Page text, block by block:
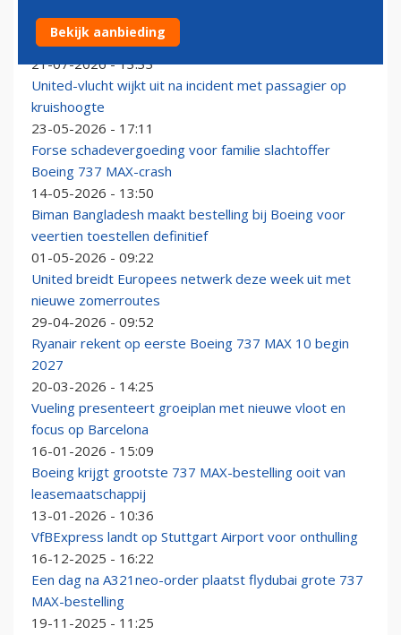
Uganda Airlines nieuwe klant van Boeing: maatschappij
bestelt acht toestellen
21-07-2026 - 13:33
United-vlucht wijkt uit na incident met passagier op
kruishoogte
23-05-2026 - 17:11
Forse schadevergoeding voor familie slachtoffer
Boeing 737 MAX-crash
14-05-2026 - 13:50
Biman Bangladesh maakt bestelling bij Boeing voor
veertien toestellen definitief
01-05-2026 - 09:22
United breidt Europees netwerk deze week uit met
nieuwe zomerroutes
29-04-2026 - 09:52
Ryanair rekent op eerste Boeing 737 MAX 10 begin
2027
20-03-2026 - 14:25
Vueling presenteert groeiplan met nieuwe vloot en
focus op Barcelona
16-01-2026 - 15:09
Boeing krijgt grootste 737 MAX-bestelling ooit van
leasemaatschappij
13-01-2026 - 10:36
VfBExpress landt op Stuttgart Airport voor onthulling
16-12-2025 - 16:22
Een dag na A321neo-order plaatst flydubai grote 737
MAX-bestelling
19-11-2025 - 11:25
Bekijk aanbieding